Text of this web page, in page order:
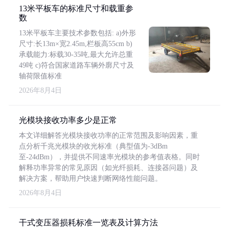
13米平板车的标准尺寸和载重参
数
13米平板车主要技术参数包括: a)外形
尺寸:长13m×宽2.45m,栏板高55cm b)
承载能力:标载30-35吨,最大允许总重
49吨 c)符合国家道路车辆外廓尺寸及
轴荷限值标准
2026年8月4日
光模块接收功率多少是正常
本文详细解答光模块接收功率的正常范围及影响因素，重
点分析千兆光模块的收光标准（典型值为-3dBm
至-24dBm），并提供不同速率光模块的参考值表格。同时
解释功率异常的常见原因（如光纤损耗、连接器问题）及
解决方案，帮助用户快速判断网络性能问题。
2026年8月4日
干式变压器损耗标准一览表及计算方法